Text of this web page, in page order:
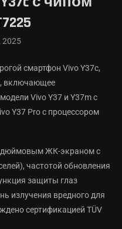
2025
смартфон Vivo Y37c,
включающее
Vivo Y37 и Y37m с
Y37 Pro с процессором
дюймовым ЖК-экраном с
частотой обновления
защиты глаз
излучения вредного для
сертификацией TÜV